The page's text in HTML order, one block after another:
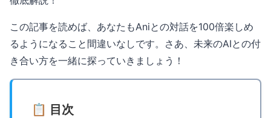
この記事を読めば、あなたもAniとの対話を100倍楽しめ
るようになること間違いなしです。さあ、未来のAIとの付
き合い方を一緒に探っていきましょう！
📋 目次